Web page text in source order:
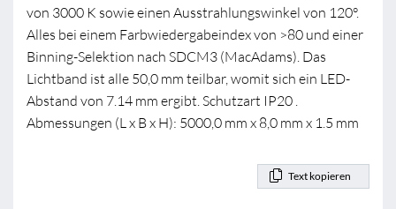
von 3000 K sowie einen Ausstrahlungswinkel von 120°.
Alles bei einem Farbwiedergabeindex von >80 und einer
Binning-Selektion nach SDCM3 (MacAdams). Das
Lichtband ist alle 50,0 mm teilbar, womit sich ein LED-
Abstand von 7.14 mm ergibt. Schutzart IP20 .
Abmessungen (L x B x H): 5000,0 mm x 8,0 mm x 1.5 mm
Text kopieren